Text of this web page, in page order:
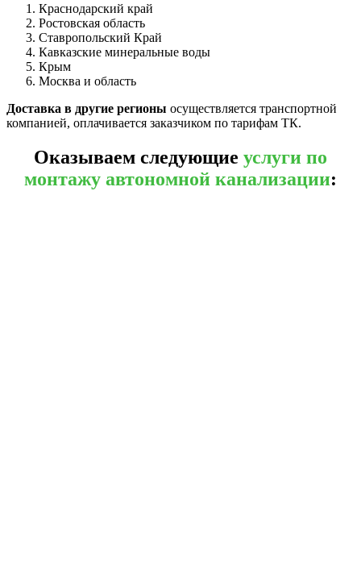
Краснодарский край
Ростовская область
Ставропольский Край
Кавказские минеральные воды
Крым
Москва и область
Доставка в другие регионы осуществляется транспортной
компанией, оплачивается заказчиком по тарифам ТК.
Оказываем следующие услуги по
монтажу автономной канализации: